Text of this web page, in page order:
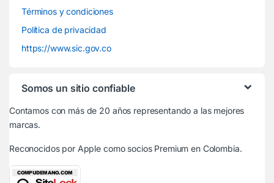
Términos y condiciones
Política de privacidad
https://www.sic.gov.co
Somos un sitio confiable
Contamos con más de 20 años representando a las mejores
marcas.
Reconocidos por Apple como socios Premium en Colombia.